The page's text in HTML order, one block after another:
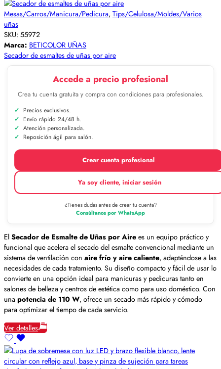
Mesas/Carros/Manicura/Pedicura, Tips/Celulosa/Moldes/Varios
uñas
SKU: 55972
Marca: BETICOLOR UÑAS
Secador de esmaltes de uñas por aire
Accede a precio profesional
Crea tu cuenta gratuita y compra con condiciones para profesionales.
Precios exclusivos.
Envío rápido 24/48 h.
Atención personalizada.
Reposición ágil para salón.
Crear cuenta profesional
Ya soy cliente, iniciar sesión
¿Tienes dudas antes de crear tu cuenta?
Consúltanos por WhatsApp
ElSecador de Esmalte de Uñas por Airees un equipo práctico y
funcional que acelera el secado del esmalte convencional mediante un
sistema de ventilación con aire frío y aire caliente, adaptándose a las
necesidades de cada tratamiento. Su diseño compacto y fácil de usar lo
convierte en una opción ideal para manicuras y pedicuras tanto en
salones de belleza y centros de estética como para uso doméstico. Con
unapotencia de 110 W, ofrece un secado más rápido y cómodo
para optimizar el tiempo de cada servicio.
Ver detalles